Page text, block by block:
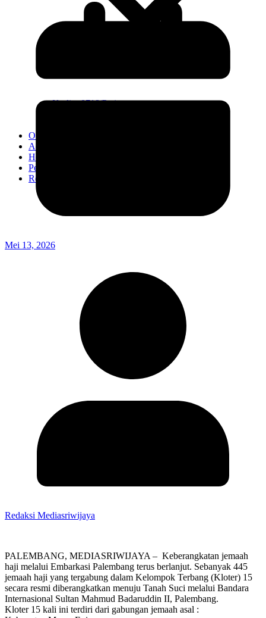
Kodim 0718/Pati
OPINI
Advertorial
Headline
Pedoman Media Ciber
Redaksi
Mei 13, 2026
Redaksi Mediasriwijaya
PALEMBANG, MEDIASRIWIJAYA – Keberangkatan jemaah
haji melalui Embarkasi Palembang terus berlanjut. Sebanyak 445
jemaah haji yang tergabung dalam Kelompok Terbang (Kloter) 15
secara resmi diberangkatkan menuju Tanah Suci melalui Bandara
Internasional Sultan Mahmud Badaruddin II, Palembang.
Kloter 15 kali ini terdiri dari gabungan jemaah asal :